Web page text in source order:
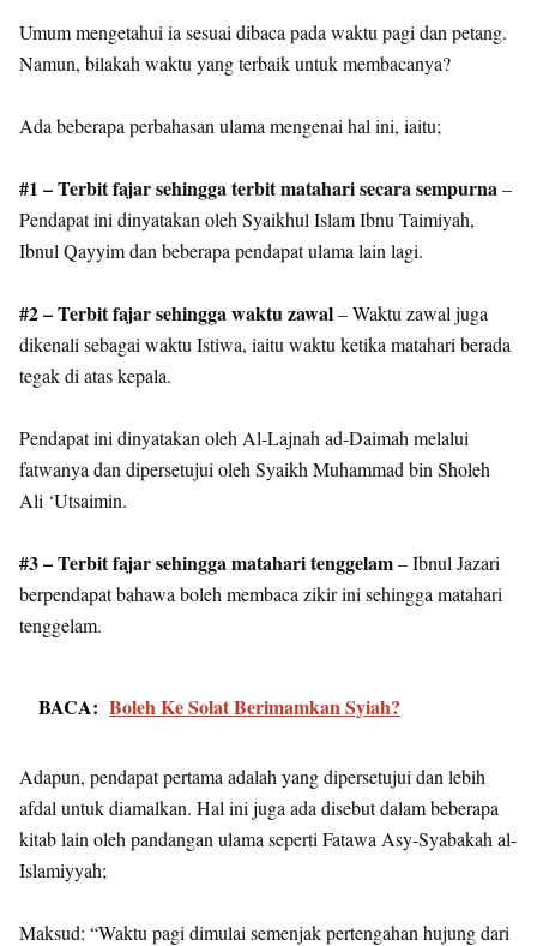
Umum mengetahui ia sesuai dibaca pada waktu pagi dan petang.
Namun, bilakah waktu yang terbaik untuk membacanya?
Ada beberapa perbahasan ulama mengenai hal ini, iaitu;
#1 – Terbit fajar sehingga terbit matahari secara sempurna–
Pendapat ini dinyatakan oleh Syaikhul Islam Ibnu Taimiyah,
Ibnul Qayyim dan beberapa pendapat ulama lain lagi.
#2 – Terbit fajar sehingga waktu zawal– Waktu zawal juga
dikenali sebagai waktu Istiwa, iaitu waktu ketika matahari berada
tegak di atas kepala.
Pendapat ini dinyatakan oleh Al-Lajnah ad-Daimah melalui
fatwanya dan dipersetujui oleh Syaikh Muhammad bin Sholeh
Ali ‘Utsaimin.
#3 – Terbit fajar sehingga matahari tenggelam– Ibnul Jazari
berpendapat bahawa boleh membaca zikir ini sehingga matahari
tenggelam.
BACA: Boleh Ke Solat Berimamkan Syiah?
Adapun, pendapat pertama adalah yang dipersetujui dan lebih
afdal untuk diamalkan. Hal ini juga ada disebut dalam beberapa
kitab lain oleh pandangan ulama seperti Fatawa Asy-Syabakah al-
Islamiyyah;
Maksud: “Waktu pagi dimulai semenjak pertengahan hujung dari